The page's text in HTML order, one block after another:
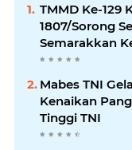
TMMD Ke-129
1807/Sorong
Semarakkan
Anggota
Nobar Final
Mabes TNI
Kenaikan
Tinggi TNI